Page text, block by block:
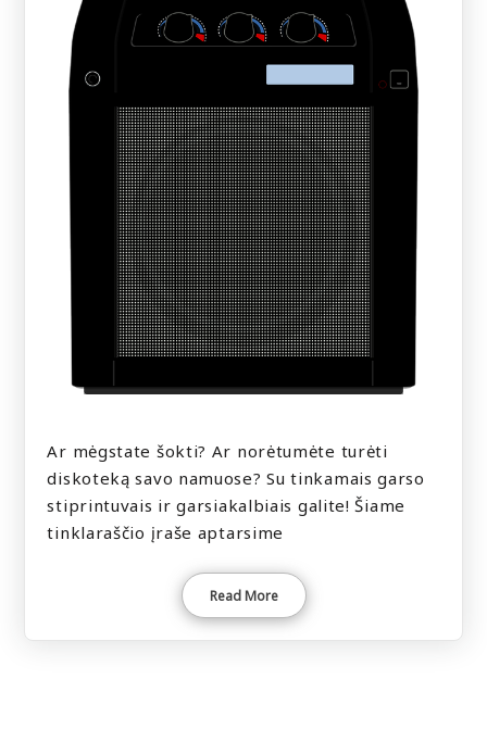
Ar mėgstate šokti? Ar norėtumėte turėti
diskoteką savo namuose? Su tinkamais garso
stiprintuvais ir garsiakalbiais galite! Šiame
tinklaraščio įraše aptarsime
Read More